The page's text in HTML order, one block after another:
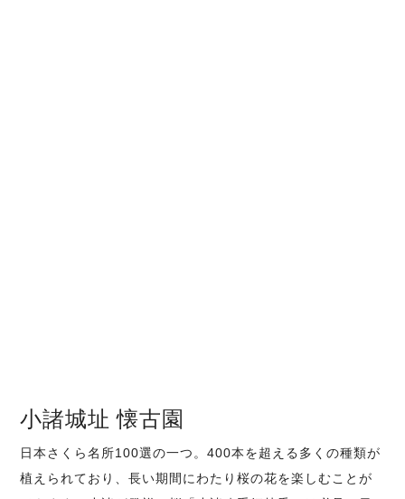
小諸城址 懐古園
日本さくら名所100選の一つ。400本を超える多くの種類が
植えられており、長い期間にわたり桜の花を楽しむことが